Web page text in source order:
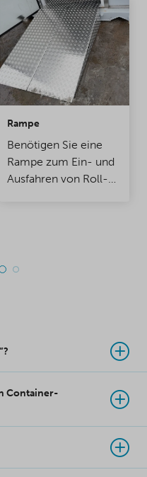
Rampe
Benötigen Sie eine
Rampe zum Ein- und
Ausfahren von Roll-
liefern
Container-